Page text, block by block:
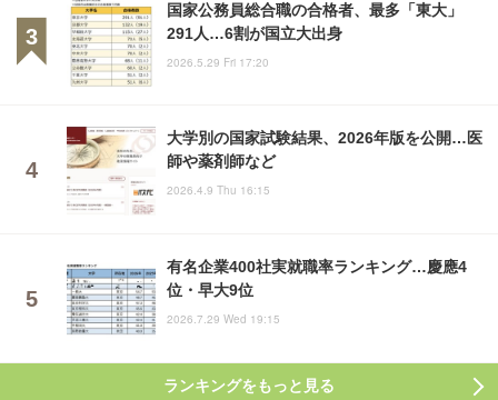
国家公務員総合職の合格者、最多「東大」
291人…6割が国立大出身
2026.5.29 Fri 17:20
大学別の国家試験結果、2026年版を公開…医
師や薬剤師など
2026.4.9 Thu 16:15
有名企業400社実就職率ランキング…慶應4
位・早大9位
2026.7.29 Wed 19:15
ランキングをもっと見る